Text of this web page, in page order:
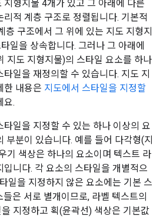
지형지물 4개가 있고 그 아래에 다른
적 계층 구조로 정렬됩니다. 기본적
층 구조에서 그 위에 있는 지도 지형지
일을 상속합니다. 그러나 그 아래에
지도 지형지물)의 스타일 요소를 하나
일을 재정의할 수 있습니다. 지도 지
한 내용은 지도에서 스타일을 지정할
요.
타일을 지정할 수 있는 하나 이상의 요
부분이 있습니다. 예를 들어 다각형(지
기 색상은 하나의 요소이며 텍스트 라
니다. 각 요소의 스타일을 개별적으
일을 지정하지 않은 요소에는 기본 스
은 서로 별개이므로, 라벨 텍스트의
지정하고 획(윤곽선) 색상은 기본값